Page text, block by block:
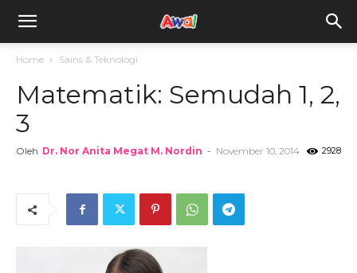
awal.my
Home Sains & Teknologi
Matematik: Semudah 1, 2,
3
Oleh Dr. Nor Anita Megat M. Nordin - November 10, 2014 2928